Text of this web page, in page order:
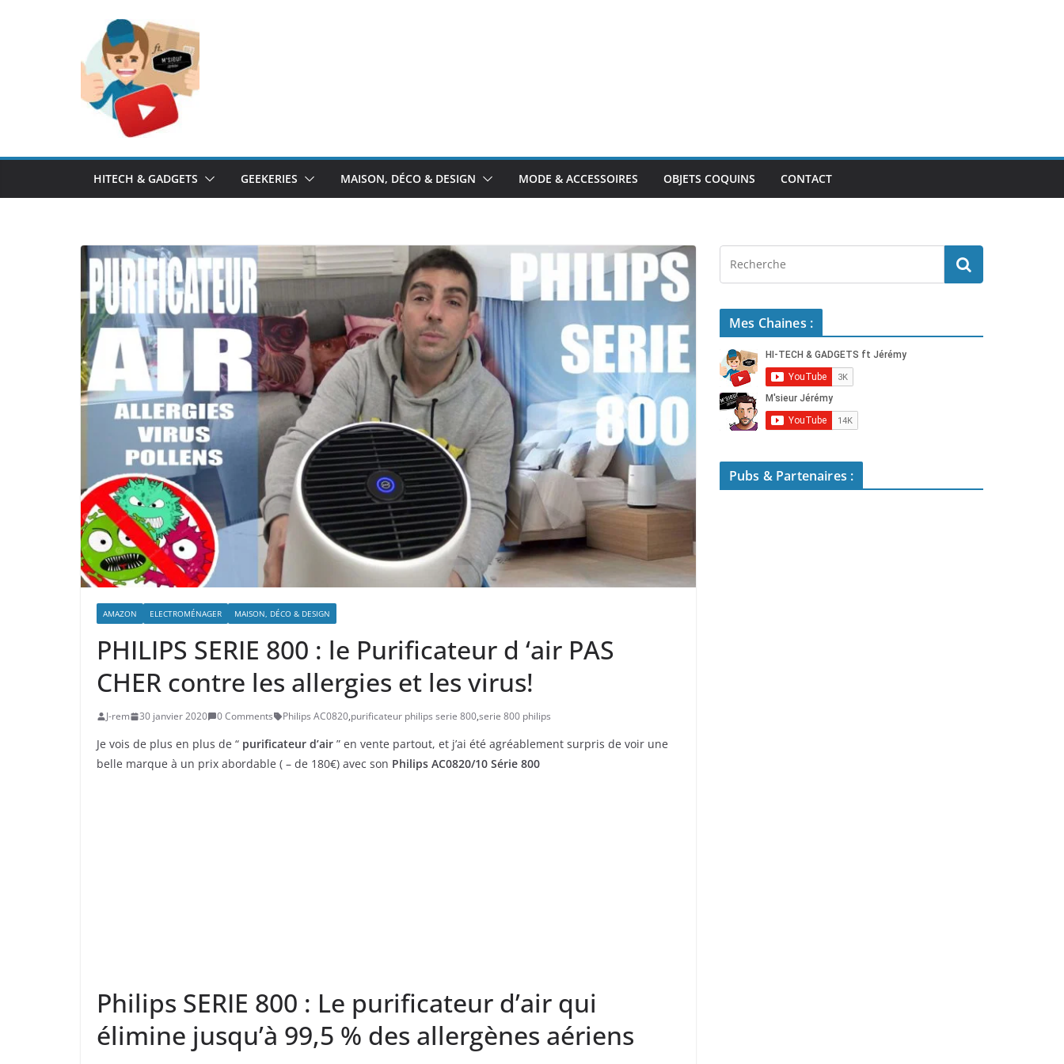
HITECH & GADGETS GEEKERIES MAISON, DÉCO & DESIGN MODE & ACCESSOIRES OBJETS COQUINS CONTACT
AMAZON ELECTROMÉNAGER MAISON, DÉCO & DESIGN
PHILIPS SERIE 800 : le Purificateur d ‘air PAS
CHER contre les allergies et les virus!
J-rem 30 janvier 2020 0 Comments Philips AC0820,purificateur philips serie 800,serie 800 philips
Je vois de plus en plus de “ purificateur d’air ” en vente partout, et j’ai été agréablement surpris de voir une
belle marque à un prix abordable ( – de 180€) avec son Philips AC0820/10 Série 800
Philips SERIE 800 : Le purificateur d’air qui
élimine jusqu’à 99,5 % des allergènes aériens
Mes Chaines :
Pubs & Partenaires :